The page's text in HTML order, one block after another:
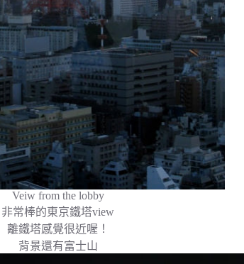
Veiw from the lobby
非常棒的東京鐵塔view
離鐵塔感覺很近喔！
背景還有富士山